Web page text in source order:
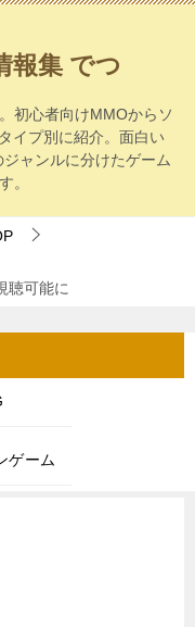
報集 でつ
初心者向けMMOからソ
イプ別に紹介。面白い
ャンルに分けたゲーム
。
聴可能に
ゲーム